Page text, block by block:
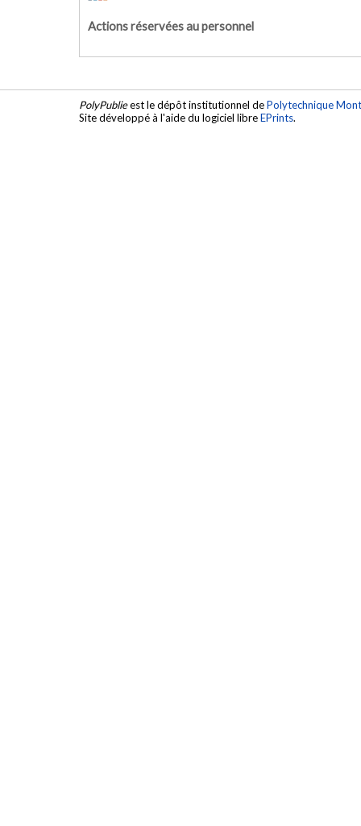
Actions réservées au personnel
PolyPublieest le dépôt institutionnel dePolytechnique
Site développé à l'aide du logiciel libreEPrints.